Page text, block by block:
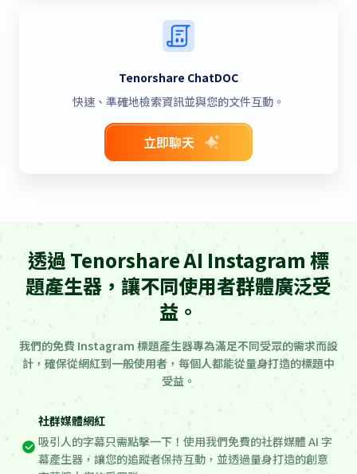
Tenorshare ChatDOC
快速、準確地檢索資訊並與您的文件互動。
立即聊天
透過 Tenorshare AI Instagram 標
題產生器，讓不同使用者群體廣泛受
益。
我們的免費 Instagram 標題產生器專為滿足不同受眾的需求而設
計，確保從網紅到一般使用者，每個人都能從量身打造的標題中
受益。
社群媒體網紅
吸引人的字幕只需點擊一下！使用我們免費的社群媒體 AI 字
幕產生器，讓您的追蹤者保持互動，並透過量身打造的創意